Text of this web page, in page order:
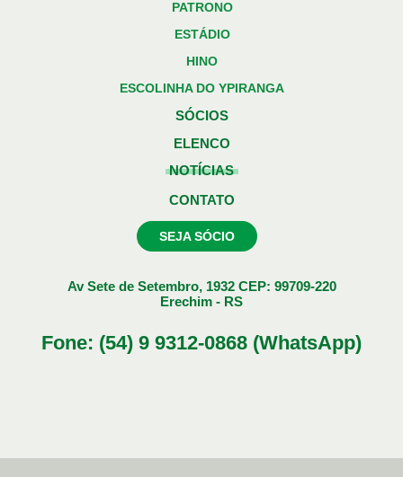
PATRONO
ESTÁDIO
HINO
ESCOLINHA DO YPIRANGA
SÓCIOS
ELENCO
NOTÍCIAS
CONTATO
SEJA SÓCIO
Av Sete de Setembro, 1932 CEP: 99709-220
Erechim - RS
Fone: (54) 9 9312-0868 (WhatsApp)